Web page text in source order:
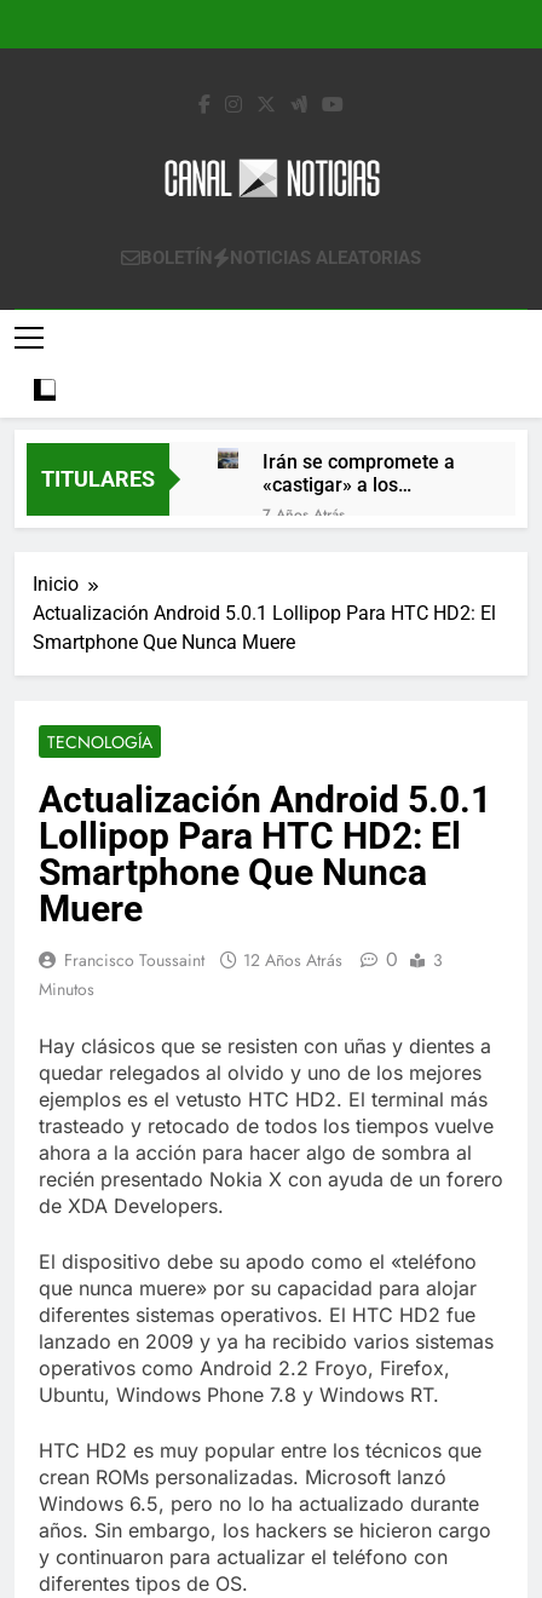
Canal Noticias
Canal Noticias
BOLETÍN NOTICIAS ALEATORIAS
TITULARES
Irán se compromete a
«castigar» a los
responsables de
derribar un avión
7 Años Atrás
diciembre
Los últimos paquetes
especiales Hush Socks
7 Años Atrás
La familia Kennedy
entierra a otro
miembro de la familia
7 Años Atrás
Cápsulas Ultra Max
Testo a Precios
Colombia, Perú ,
Crema Precios –
México – Descuentos
Masivos en Mercado
Libre
7 Años Atrás
Crucero en México te
lleva a lugares
paranormales con
binoculares de visión
nocturna y reuniones de
7 Años Atrás
La Inteligencia Artificial
movimiento desde una
sola foto
Inicio
Actualización Android 5.0.1 Lollipop Para HTC HD2: El
Smartphone Que Nunca Muere
TECNOLOGÍA
Actualización Android 5.0.1
Lollipop Para HTC HD2: El
Smartphone Que Nunca
Muere
Francisco Toussaint 12 Años Atrás 0
3
Minutos
Hay clásicos que se resisten con uñas y dientes a
quedar relegados al olvido y uno de los mejores
ejemplos es el vetusto HTC HD2. El terminal más
trasteado y retocado de todos los tiempos vuelve
ahora a la acción para hacer algo de sombra al
recién presentado Nokia X con ayuda de un forero
de XDA Developers.
El dispositivo debe su apodo como el «teléfono
que nunca muere» por su capacidad para alojar
diferentes sistemas operativos. El HTC HD2 fue
lanzado en 2009 y ya ha recibido varios sistemas
operativos como Android 2.2 Froyo, Firefox,
Ubuntu, Windows Phone 7.8 y Windows RT.
HTC HD2 es muy popular entre los técnicos que
crean ROMs personalizadas. Microsoft lanzó
Windows 6.5, pero no lo ha actualizado durante
años. Sin embargo, los hackers se hicieron cargo
y continuaron para actualizar el teléfono con
diferentes tipos de OS.